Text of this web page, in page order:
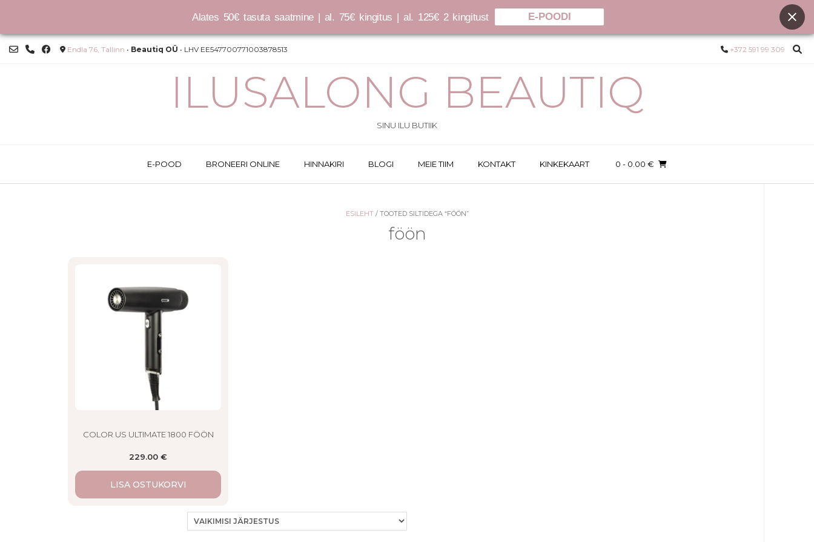
Skip
Endla 76, Tallinn • Beautiq OÜ • LHV EE547700771003878513 +372 591 99 309
ILUSALONG BEAUTIQ
SINU ILU BUTIIK
E-POOD BRONEERI ONLINE HINNAKIRI BLOGI MEIE TIIM KONTAKT KINKEKAART 0 - 0.00 €
ESILEHT/ TOOTED SILTIDEGA “FÖÖN”
föön
COLOR US ULTIMATE 1800 FÖÖN
229.00 €
LISA OSTUKORVI
Alates 50€ tasuta saatmine | al. 75€ kingitus | al. 125€ 2 kingitust E-POODI